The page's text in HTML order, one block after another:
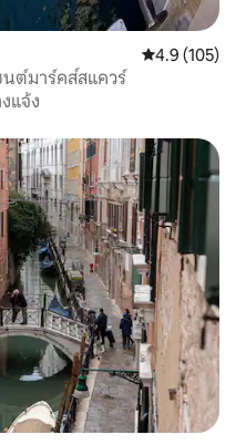
คะแนนเฉลี่ย
4.9 (105)
นต์มาร์คส์สแควร์
แจ้ง